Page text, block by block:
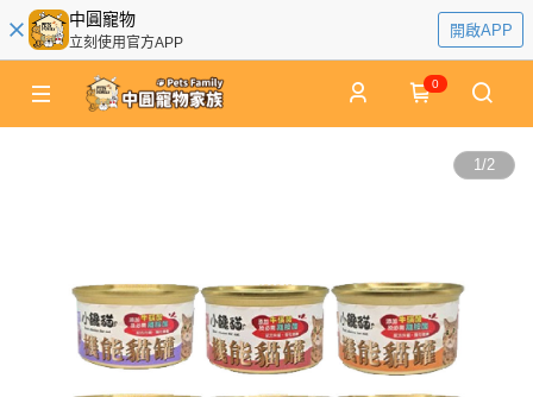
中圓寵物
立刻使用官方APP
開啟APP
0
1/2